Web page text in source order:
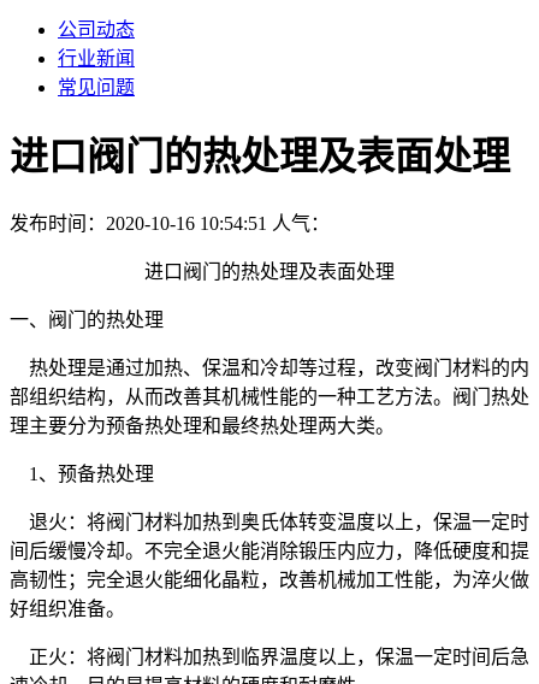
公司动态
行业新闻
常见问题
进口阀门的热处理及表面处理
发布时间：2020-10-16 10:54:51 人气：
进口阀门的热处理及表面处理
一、阀门的热处理
热处理是通过加热、保温和冷却等过程，改变阀门材料的内
部组织结构，从而改善其机械性能的一种工艺方法。阀门热处
理主要分为预备热处理和最终热处理两大类。
1、预备热处理
退火：将阀门材料加热到奥氏体转变温度以上，保温一定时
间后缓慢冷却。不完全退火能消除锻压内应力，降低硬度和提
高韧性；完全退火能细化晶粒，改善机械加工性能，为淬火做
好组织准备。
正火：将阀门材料加热到临界温度以上，保温一定时间后急